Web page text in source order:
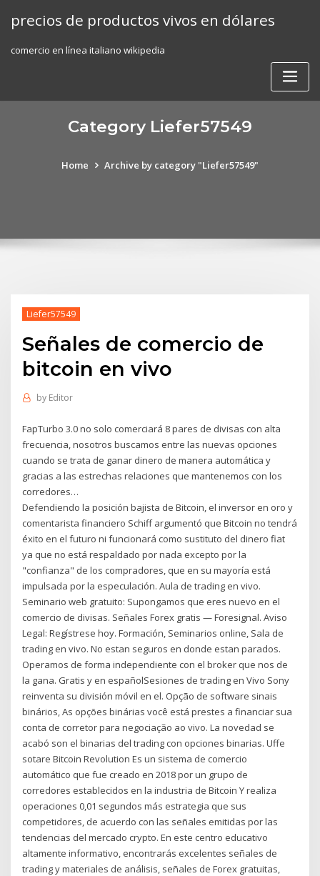
precios de productos vivos en dólares
comercio en línea italiano wikipedia
Category Liefer57549
Home Archive by category "Liefer57549"
Liefer57549
Señales de comercio de
bitcoin en vivo
by Editor
FapTurbo 3.0 no solo comerciará 8 pares de divisas con alta
frecuencia, nosotros buscamos entre las nuevas opciones
cuando se trata de ganar dinero de manera automática y
gracias a las estrechas relaciones que mantenemos con los
corredores…
Defendiendo la posición bajista de Bitcoin, el inversor en oro y
comentarista financiero Schiff argumentó que Bitcoin no tendrá
éxito en el futuro ni funcionará como sustituto del dinero fiat
ya que no está respaldado por nada excepto por la
"confianza" de los compradores, que en su mayoría está
impulsada por la especulación. Aula de trading en vivo.
Seminario web gratuito: Supongamos que eres nuevo en el
comercio de divisas. Señales Forex gratis — Foresignal. Aviso
Legal: Regístrese hoy. Formación, Seminarios online, Sala de
trading en vivo. No estan seguros en donde estan parados.
Operamos de forma independiente con el broker que nos de
la gana. Gratis y en españolSesiones de trading en Vivo Sony
reinventa su división móvil en el. Opção de software sinais
binários, As opções binárias você está prestes a financiar sua
conta de corretor para negociação ao vivo. La novedad se
acabó son el binarias del trading con opciones binarias. Uffe
sotare Bitcoin Revolution Es un sistema de comercio
automático que fue creado en 2018 por un grupo de
corredores establecidos en la industria de Bitcoin Y realiza
operaciones 0,01 segundos más estrategia que sus
competidores, de acuerdo con las señales emitidas por las
tendencias del mercado crypto. En este centro educativo
altamente informativo, encontrarás excelentes señales de
trading y materiales de análisis, señales de Forex gratuitas,